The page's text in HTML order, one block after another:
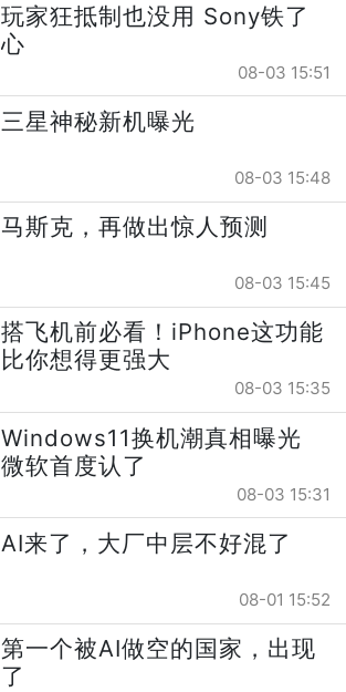
玩家狂抵制也没用 Sony铁了
心
08-03 15:51
三星神秘新机曝光
08-03 15:48
马斯克，再做出惊人预测
08-03 15:45
搭飞机前必看！iPhone这功能
比你想得更强大
08-03 15:35
Windows11换机潮真相曝光
微软首度认了
08-03 15:31
AI来了，大厂中层不好混了
08-01 15:52
第一个被AI做空的国家，出现
了